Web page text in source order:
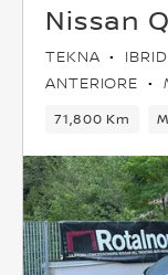
Nissan
TEKNA
ANTERIORE
71,800 Km